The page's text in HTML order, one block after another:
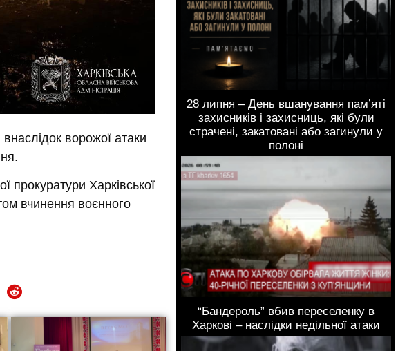
внаслідок ворожої атаки
прокуратури Харківської
вчинення воєнного
28 липня – День вшанування пам’яті
захисників і захисниць, які були
страчені, закатовані або загинули у
полоні
“Бандероль” вбив переселенку в
Харкові – наслідки недільної атаки